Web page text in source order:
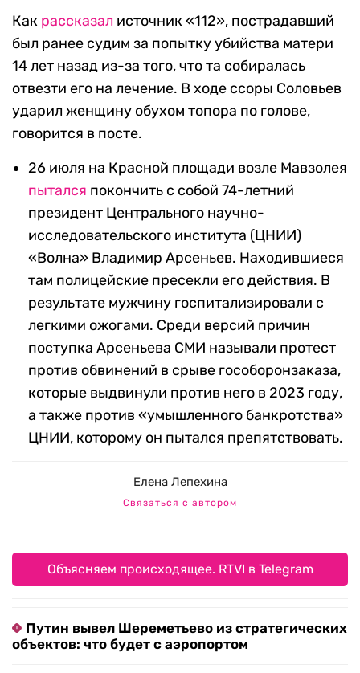
Как рассказал источник «112», пострадавший
был ранее судим за попытку убийства матери
14 лет назад из-за того, что та собиралась
отвезти его на лечение. В ходе ссоры Соловьев
ударил женщину обухом топора по голове,
говорится в посте.
26 июля на Красной площади возле Мавзолея
пытался покончить с собой 74-летний
президент Центрального научно-
исследовательского института (ЦНИИ)
«Волна» Владимир Арсеньев. Находившиеся
там полицейские пресекли его действия. В
результате мужчину госпитализировали с
легкими ожогами. Среди версий причин
поступка Арсеньева СМИ называли протест
против обвинений в срыве гособоронзаказа,
которые выдвинули против него в 2023 году,
а также против «умышленного банкротства»
ЦНИИ, которому он пытался препятствовать.
Елена Лепехина
Связаться с автором
Объясняем происходящее. RTVI в Telegram
Путин вывел Шереметьево из стратегических
объектов: что будет с аэропортом